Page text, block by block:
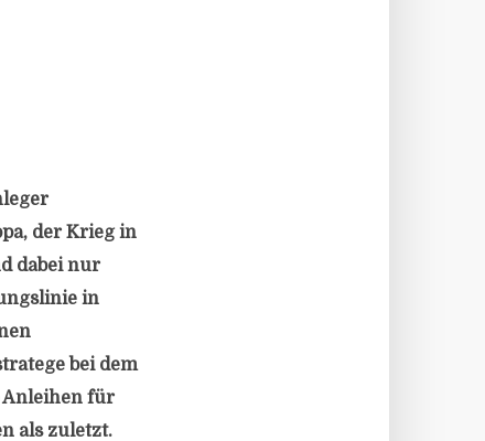
der Krieg in
dabei nur
in
bei dem
Anleihen für
als zuletzt.